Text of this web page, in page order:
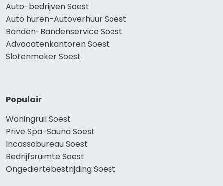
Auto-bedrijven Soest
Auto huren-Autoverhuur Soest
Banden-Bandenservice Soest
Advocatenkantoren Soest
Slotenmaker Soest
Populair
Woningruil Soest
Prive Spa-Sauna Soest
Incassobureau Soest
Bedrijfsruimte Soest
Ongediertebestrijding Soest